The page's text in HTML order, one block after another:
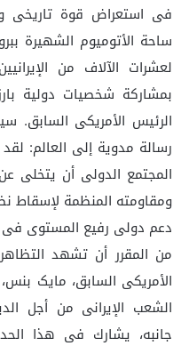
فی استعراض قوة تاریخی
ساحة الأتومیوم الشهیرة
بمشارکة شخصیات دولیة
الرئیس الأمریکی السابق.
رسالة مدویة إلى العالم:
المجتمع الدولی أن یتخلى
ومقاومته المنظمة لإسقاط
دعم دولی رفیع المستوى فی
من المقرر أن تشهد
الأمریکی السابق، مایک
الشعب الإیرانی من أجل
جانبه، یشارك فی هذا